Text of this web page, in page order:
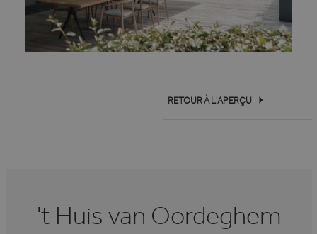
RETOUR À L'APERÇU
't Huis van Oordeghem